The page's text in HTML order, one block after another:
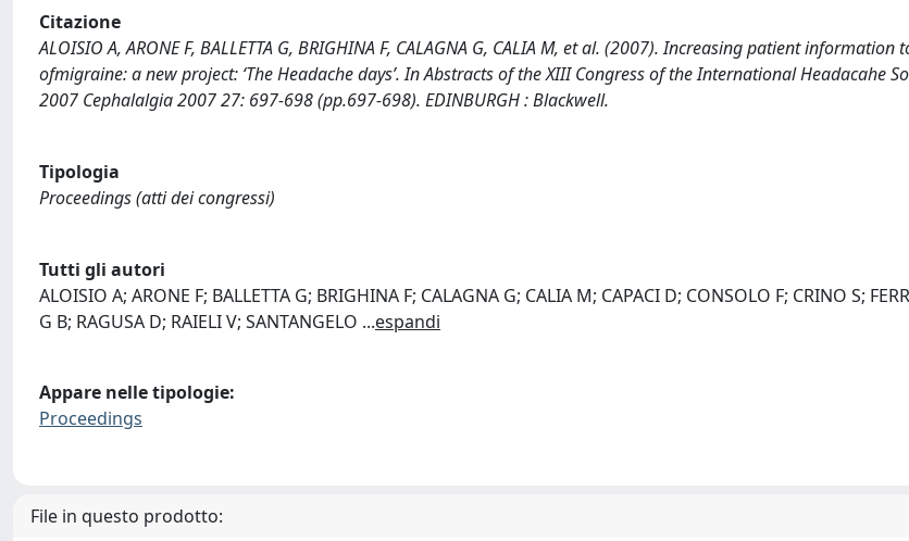
Citazione
ALOISIO A, ARONE F, BALLETTA G, BRIGHINA F, CALAGNA G, CALIA M, et al. (2007). Increasing patient information
ofmigraine: a new project: ‘The Headache days’. In Abstracts of the XIII Congress of the International Headacahe
2007 Cephalalgia 2007 27: 697-698 (pp.697-698). EDINBURGH : Blackwell.
Tipologia
Proceedings (atti dei congressi)
Tutti gli autori
ALOISIO A; ARONE F; BALLETTA G; BRIGHINA F; CALAGNA G; CALIA M; CAPACI D; CONSOLO F; CRINO S;
G B; RAGUSA D; RAIELI V; SANTANGELO ...espandi
Appare nelle tipologie:
Proceedings
File in questo prodotto: